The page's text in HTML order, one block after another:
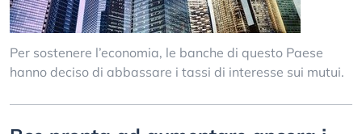
Per sostenere l’economia, le banche di questo Paese
hanno deciso di abbassare i tassi di interesse sui mutui.